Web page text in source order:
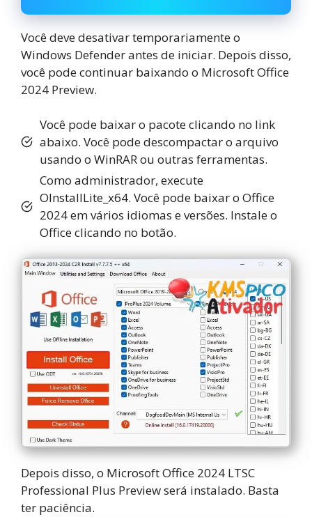
Você deve desativar temporariamente o
Windows Defender antes de iniciar. Depois disso,
você pode continuar baixando o Microsoft Office
2024 Preview.
Você pode baixar o pacote clicando no link
abaixo. Você pode descompactar o arquivo
usando o WinRAR ou outras ferramentas.
Como administrador, execute
OInstallLite_x64. Você pode baixar o Office
2024 em vários idiomas e versões. Instale o
Office clicando no botão.
Depois disso, o Microsoft Office 2024 LTSC
Professional Plus Preview será instalado. Basta
ter paciência.